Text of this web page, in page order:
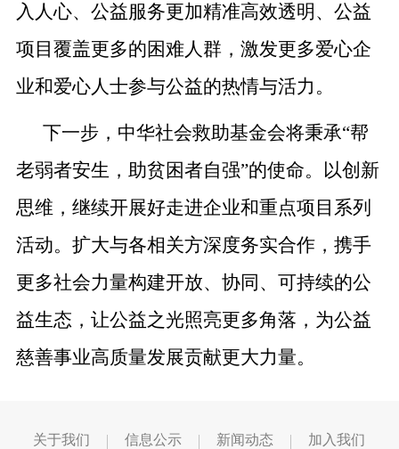
入人心、 公益服务更加精准高效透明、公益
项目覆盖更多的困难人群，激发更多爱心企
业和爱心人士参与公益的热情与活力。
下一步，中华社会救助基金会将秉承“帮
老弱者安生，助贫困者自强”的使命。
以创新
思维， 继续开展好走进企业和重点项目系列
活动。扩大与各相关方深度务实合作，携手
更多社会力量构建开放、协同、可持续的公
益生态，让公益之光照亮更多角落，为公益
慈善事业高质量发展贡献更大力量。
关于我们 信息公示 新闻动态 加入我们